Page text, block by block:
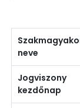
neve
Jogviszony
kezdőnap